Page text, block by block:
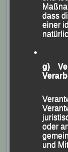
Die neue
Fahrnholz
dass
einer
g)
oder
und